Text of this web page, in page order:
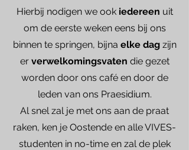
Hierbij nodigen we ook iedereen uit
om de eerste weken eens bij ons
binnen te springen, bijna elke dagzijn
er verwelkomingsvaten die gezet
worden door ons café en door de
leden van ons Praesidium.
Al snel zal je met ons aan de praat
raken, ken je Oostende en alle VIVES-
studenten in no-time en zal de plek